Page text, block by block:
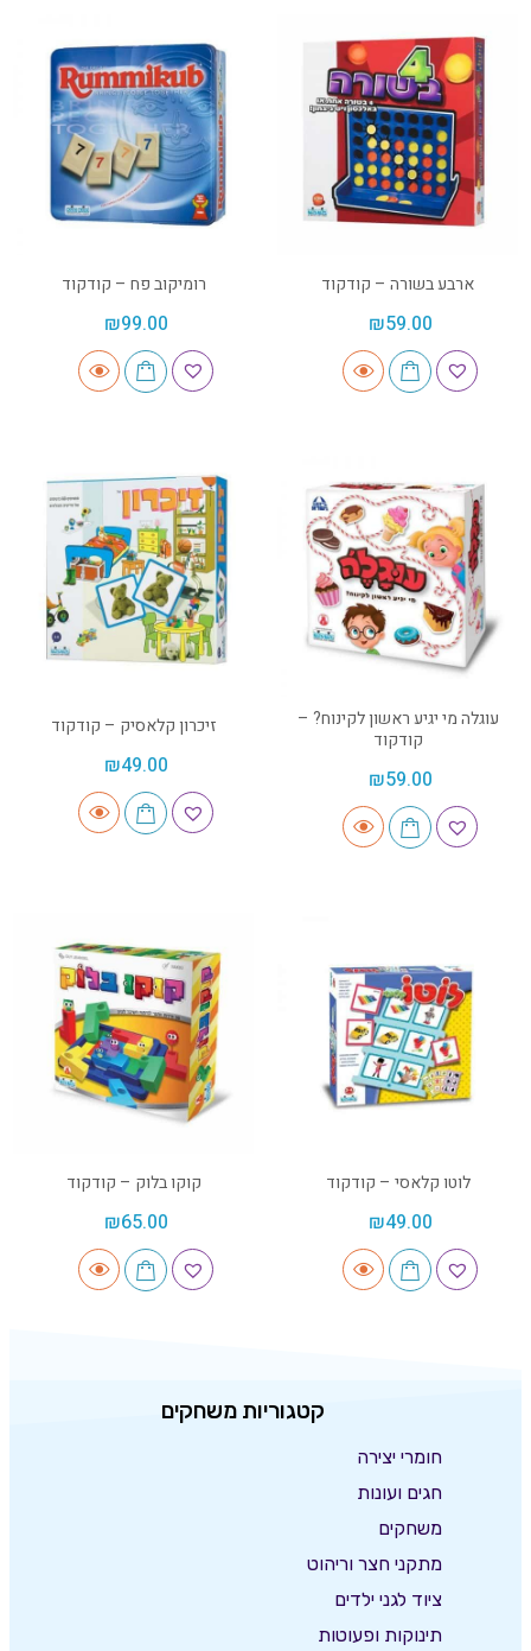
ארבע בשורה – קודקוד
₪59.00
רומיקוב פח – קודקוד
₪99.00
עוגלה מי יגיע ראשון לקינוח? –
קודקוד
₪59.00
זיכרון קלאסיק – קודקוד
₪49.00
לוטו קלאסי – קודקוד
₪49.00
קוקו בלוק – קודקוד
₪65.00
קטגוריות משחקים
חומרי יצירה
חגים ועונות
משחקים
מתקני חצר וריהוט
ציוד לגני ילדים
תינוקות ופעוטות